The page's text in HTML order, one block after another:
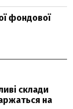
фондової
склади
на